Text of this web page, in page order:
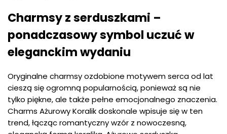
Charmsy z serduszkami –
ponadczasowy symbol uczuć w
eleganckim wydaniu
Oryginalne charmsy ozdobione motywem serca od lat
cieszą się ogromną popularnością, ponieważ są nie
tylko piękne, ale także pełne emocjonalnego znaczenia.
Charms Ażurowy Koralik doskonale wpisuje się w ten
trend, łącząc romantyczny wzór z nowoczesną,